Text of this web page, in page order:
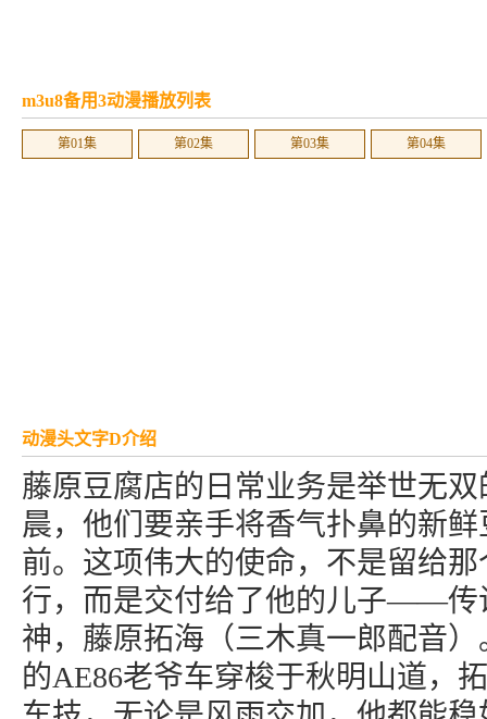
m3u8备用3动漫播放列表
第01集 第02集 第03集 第04集
动漫头文字D介绍
藤原豆腐店的日常业务是举世无
晨，他们要亲手将香气扑鼻的新
前。这项伟大的使命，不是留给
行，而是交付给了他的儿子——传
神，藤原拓海（三木真一郎配音
的AE86老爷车穿梭于秋明山道，